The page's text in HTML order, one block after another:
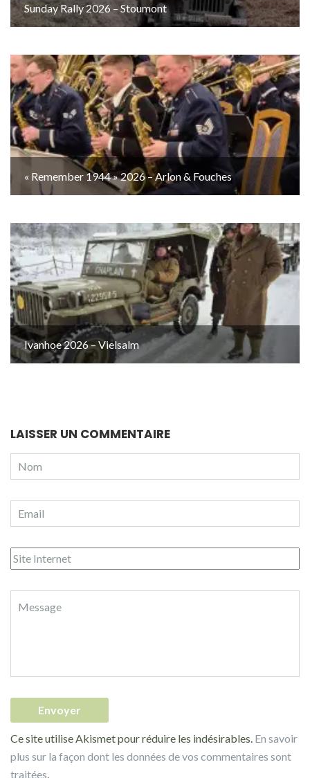
Sunday Rally 2026 – Stoumont
« Remember 1944 » 2026 – Arlon & Fouches
Ivanhoe 2026 – Vielsalm
LAISSER UN COMMENTAIRE
Ce site utilise Akismet pour réduire les indésirables. En savoir
plus sur la façon dont les données de vos commentaires sont
traitées